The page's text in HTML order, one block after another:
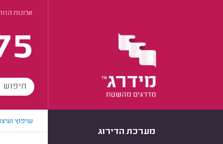
ארונות
מערכת הדירוג
שיפוץ